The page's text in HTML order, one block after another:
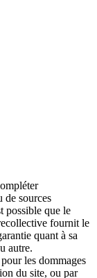
de sources
possible que le
fournit le
quant à sa
autre.
les dommages
du site, ou par